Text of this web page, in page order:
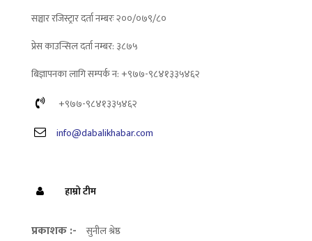
सञ्चार रजिस्ट्रार दर्ता नम्बरः २००/०७९/८०
प्रेस काउन्सिल दर्ता नम्बर: ३८७५
बिज्ञापनका लागि सम्पर्क न: +९७७-९८४१३३५४६२
+९७७-९८४१३३५४६२
info@dabalikhabar.com
हाम्रो टीम
प्रकाशक :- सुनील श्रेष्ठ